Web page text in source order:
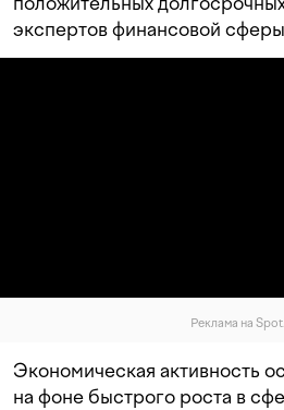
экспертов финансовой
Реклама на
Экономическая активность
на фоне быстрого роста в